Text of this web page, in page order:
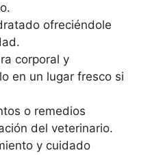
ofreciéndole
corporal y
en un lugar fresco si
o remedios
del veterinario.
y cuidado